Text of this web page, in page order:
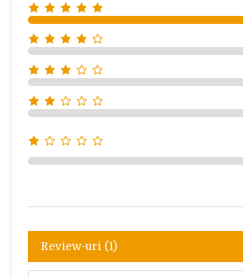
Review-uri (1)